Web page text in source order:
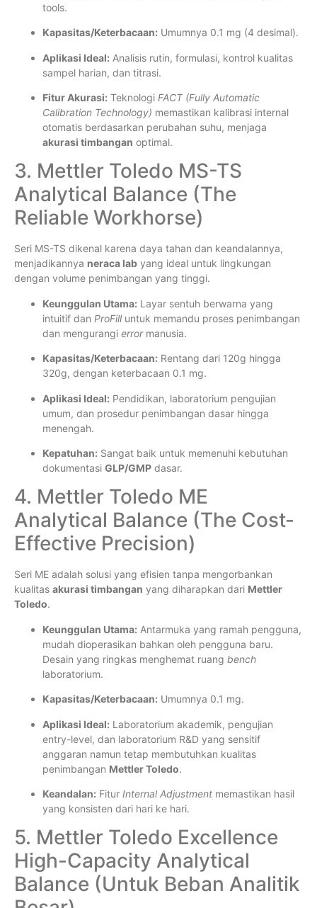
tools.
Kapasitas/Keterbacaan: Umumnya 0.1 mg (4 desimal).
Aplikasi Ideal: Analisis rutin, formulasi, kontrol kualitas
sampel harian, dan titrasi.
Fitur Akurasi: Teknologi FACT (Fully Automatic
Calibration Technology) memastikan kalibrasi internal
otomatis berdasarkan perubahan suhu, menjaga
akurasi timbangan optimal.
3. Mettler Toledo MS-TS
Analytical Balance (The
Reliable Workhorse)
Seri MS-TS dikenal karena daya tahan dan keandalannya,
menjadikannya neraca lab yang ideal untuk lingkungan
dengan volume penimbangan yang tinggi.
Keunggulan Utama: Layar sentuh berwarna yang
intuitif dan ProFilluntuk memandu proses penimbangan
dan mengurangi errormanusia.
Kapasitas/Keterbacaan: Rentang dari 120g hingga
320g, dengan keterbacaan 0.1 mg.
Aplikasi Ideal: Pendidikan, laboratorium pengujian
umum, dan prosedur penimbangan dasar hingga
menengah.
Kepatuhan: Sangat baik untuk memenuhi kebutuhan
dokumentasi GLP/GMP dasar.
4. Mettler Toledo ME
Analytical Balance (The Cost-
Effective Precision)
Seri ME adalah solusi yang efisien tanpa mengorbankan
kualitas akurasi timbangan yang diharapkan dari Mettler
Toledo.
Keunggulan Utama: Antarmuka yang ramah pengguna,
mudah dioperasikan bahkan oleh pengguna baru.
Desain yang ringkas menghemat ruang bench
laboratorium.
Kapasitas/Keterbacaan: Umumnya 0.1 mg.
Aplikasi Ideal: Laboratorium akademik, pengujian
entry-level, dan laboratorium R&D yang sensitif
anggaran namun tetap membutuhkan kualitas
penimbangan Mettler Toledo.
Keandalan: Fitur Internal Adjustment memastikan hasil
yang konsisten dari hari ke hari.
5. Mettler Toledo Excellence
High-Capacity Analytical
Balance (Untuk Beban Analitik